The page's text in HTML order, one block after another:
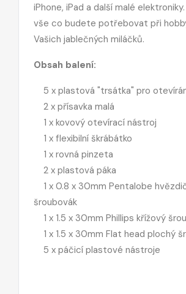
iPhone, iPad a další malé
vše co budete potřebovat při
Vašich jablečných miláčků.
Obsah balení:
5 x plastová "trsátka" pro
2 x přísavka malá
1 x kovový otevírací nástroj
1 x flexibilní škrábátko
1 x rovná pinzeta
2 x plastová páka
1 x 0.8 x 30mm Pentalobe
šroubovák
1 x 1.5 x 30mm Phillips křížový
1 x 1.5 x 30mm Flat head plochý
5 x páčicí plastové nástroje